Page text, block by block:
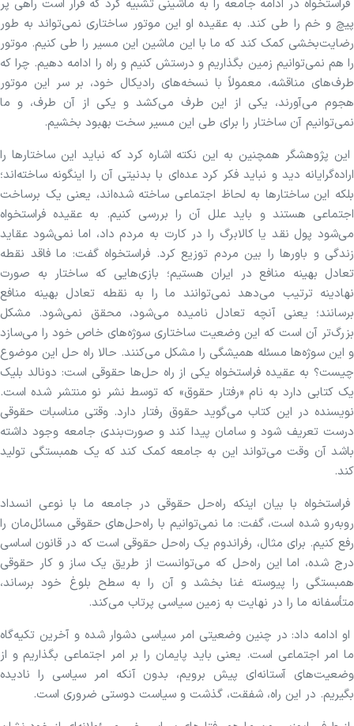
فراستخواه در ادامه جامعه را به ماشینی تشبیه کرد که قرار است راهی پر
پیچ و خم را طی کند. به عقیده او این موتور ساختاری نمی‌تواند به طور
رضایت‌بخشی کمک کند که ما با این ماشین این مسیر را طی کنیم. موتور
را هم نمی‌توانیم زمین بگذاریم و درستش کنیم و راه را ادامه دهیم. چرا که
طرف‌های مناقشه، معمولاً با نسخه‌های رادیکال خود، بر سر این موتور
هجوم می‌آورند، یکی از این طرف می‌کشد و یکی از آن طرف، و ما
نمی‌توانیم آن ساختار را برای طی این مسیر سخت بهبود بخشیم.
این پژوهشگر همچنین به این نکته اشاره کرد که نباید این ساختار‌ها را
اراده‌گرایانه دید و نباید فکر کرد عده‌ای با بدنیتی آن را اینگونه ساخته‌اند؛
بلکه این ساختار‌ها به لحاظ اجتماعی ساخته شده‌اند، یعنی یک برساخت
اجتماعی هستند و باید علل آن را بررسی کنیم. به عقیده فراستخواه
می‌شود پول نقد یا کالابرگ را در کارت به مردم داد، اما نمی‌شود عقاید
زندگی و باور‌ها را بین مردم توزیع کرد. فراستخواه گفت: ما فاقد نقطه
تعادل بهینه منافع در ایران هستیم؛ بازی‌هایی که ساختار به صورت
نهادینه ترتیب می‌دهد نمی‌توانند ما را به نقطه تعادل بهینه منافع
برسانند؛ یعنی آنچه تعادل نامیده می‌شود، محقق نمی‌شود. مشکل
بزرگ‌تر آن است که این وضعیت ساختاری سوژه‌های خاص خود را می‌سازد
و این سوژه‌ها مسئله همیشگی را مشکل می‌کنند. حالا راه حل این موضوع
چیست؟ به عقیده فراستخواه یکی از راه حل‌ها حقوقی است: دونالد بلیک
یک کتابی دارد به نام «رفتار حقوق» که توسط نشر نو منتشر شده است.
نویسنده در این کتاب می‌گوید حقوق رفتار دارد. وقتی مناسبات حقوقی
درست تعریف شود و سامان پیدا کند و صورت‌بندی جامعه وجود داشته
باشد آن وقت می‌تواند این به جامعه کمک کند که یک همبستگی تولید
کند.
فراستخواه با بیان اینکه راه‌حل حقوقی در جامعه ما با نوعی انسداد
روبه‌رو شده است، گفت: ما نمی‌توانیم با راه‌حل‌های حقوقی مسائل‌مان را
رفع کنیم. برای مثال، رفراندوم یک راه‌حل حقوقی است که در قانون اساسی
درج شده، اما این راه‌حل که می‌توانست از طریق یک ساز و کار حقوقی
همبستگی را پیوسته غنا بخشد و آن را به سطح بلوغ خود برساند،
متأسفانه ما را در نهایت به زمین سیاسی پرتاب می‌کند.
او ادامه داد: در چنین وضعیتی امر سیاسی دشوار شده و آخرین تکیه‌گاه
ما امر اجتماعی است. یعنی باید پایمان را بر امر اجتماعی بگذاریم و از
وضعیت‌های آستانه‌ای پیش برویم، بدون آنکه امر سیاسی را نادیده
بگیریم. در این راه، شفقت، گذشت و سیاست دوستی ضروری است.